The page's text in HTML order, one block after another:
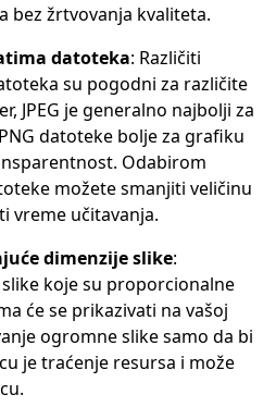
bez žrtvovanja kvaliteta.
datoteka: Različiti
su pogodni za različite
JPEG je generalno najbolji za
datoteke bolje za grafiku
Odabirom
možete smanjiti veličinu
vreme učitavanja.
dimenzije slike:
koje su proporcionalne
će se prikazivati na vašoj
ogromne slike samo da bi
je traćenje resursa i može